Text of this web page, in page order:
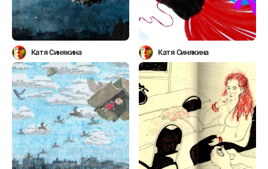
Катя Синякина Катя Синякина